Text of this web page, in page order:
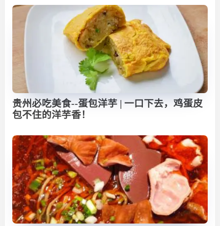
贵州必吃美食--蛋包洋芋 | 一口下去，鸡蛋皮
包不住的洋芋香！